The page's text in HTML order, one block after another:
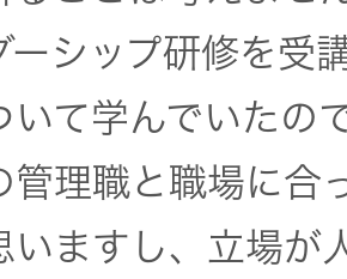
ーシップ研修を受
いて学んでいたの
管理職と職場に合
いますし、立場が